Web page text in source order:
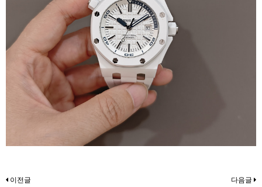
이전글 다음글